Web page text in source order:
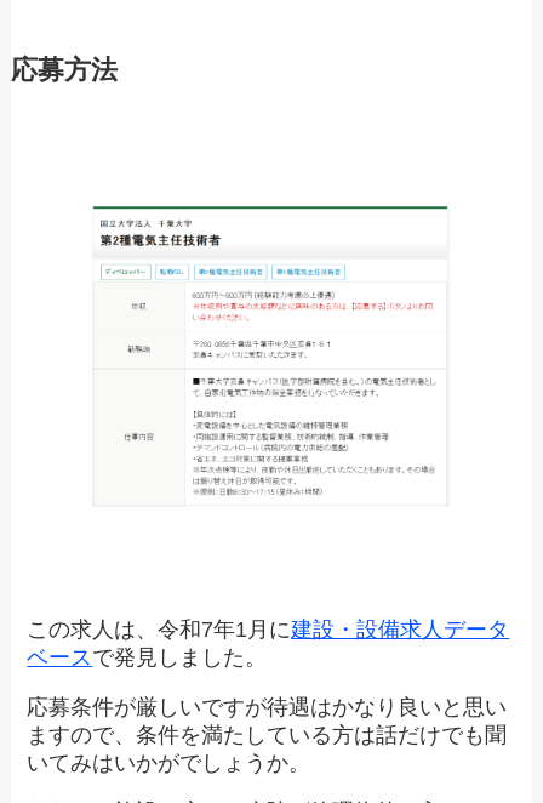
応募方法
この求人は、令和7年1月に建設・設備求人データ
ベース で発見しました。
応募条件が厳しいですが待遇はかなり良いと思い
ますので、条件を満たしている方は話だけでも聞
いてみはいかがでしょうか。